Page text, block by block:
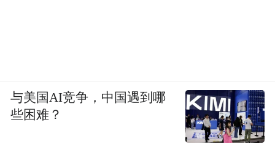
与美国AI竞争，中国遇到哪
些困难？